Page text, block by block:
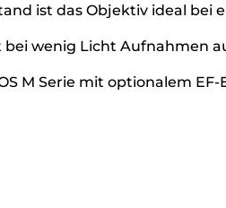
ist das Objektiv ideal bei
wenig Licht Aufnahmen
M Serie mit optionalem EF-